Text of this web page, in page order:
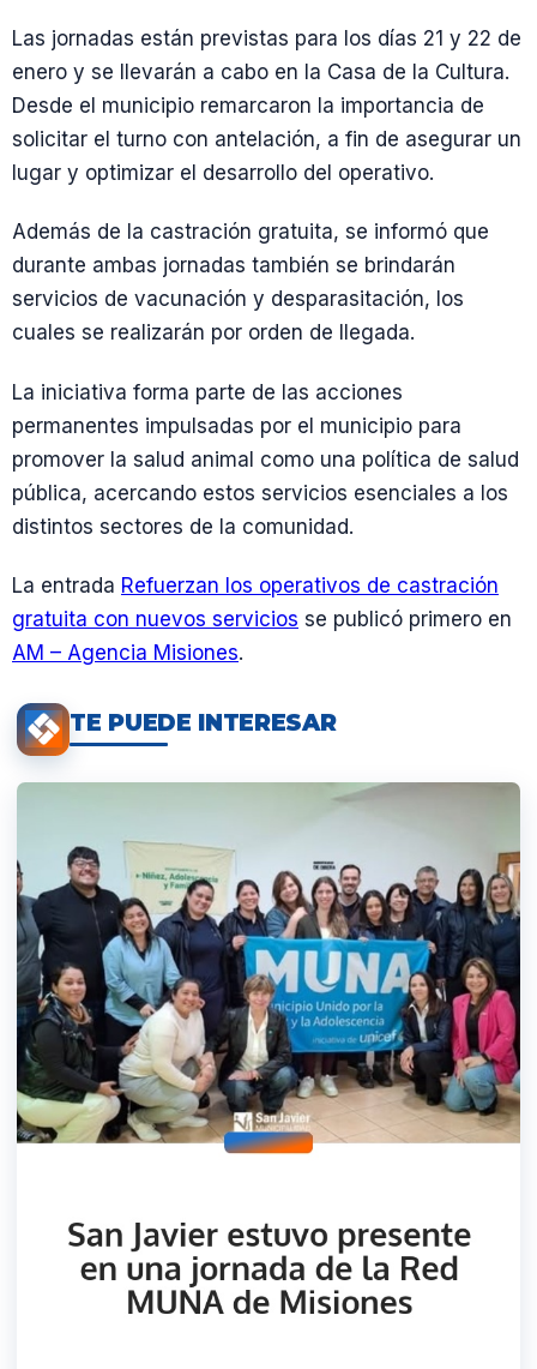
Las jornadas están previstas para los días 21 y 22 de
enero y se llevarán a cabo en la Casa de la Cultura.
Desde el municipio remarcaron la importancia de
solicitar el turno con antelación, a fin de asegurar un
lugar y optimizar el desarrollo del operativo.
Además de la castración gratuita, se informó que
durante ambas jornadas también se brindarán
servicios de vacunación y desparasitación, los
cuales se realizarán por orden de llegada.
La iniciativa forma parte de las acciones
permanentes impulsadas por el municipio para
promover la salud animal como una política de salud
pública, acercando estos servicios esenciales a los
distintos sectores de la comunidad.
La entrada Refuerzan los operativos de castración
gratuita con nuevos servicios se publicó primero en
AM – Agencia Misiones.
TE PUEDE INTERESAR